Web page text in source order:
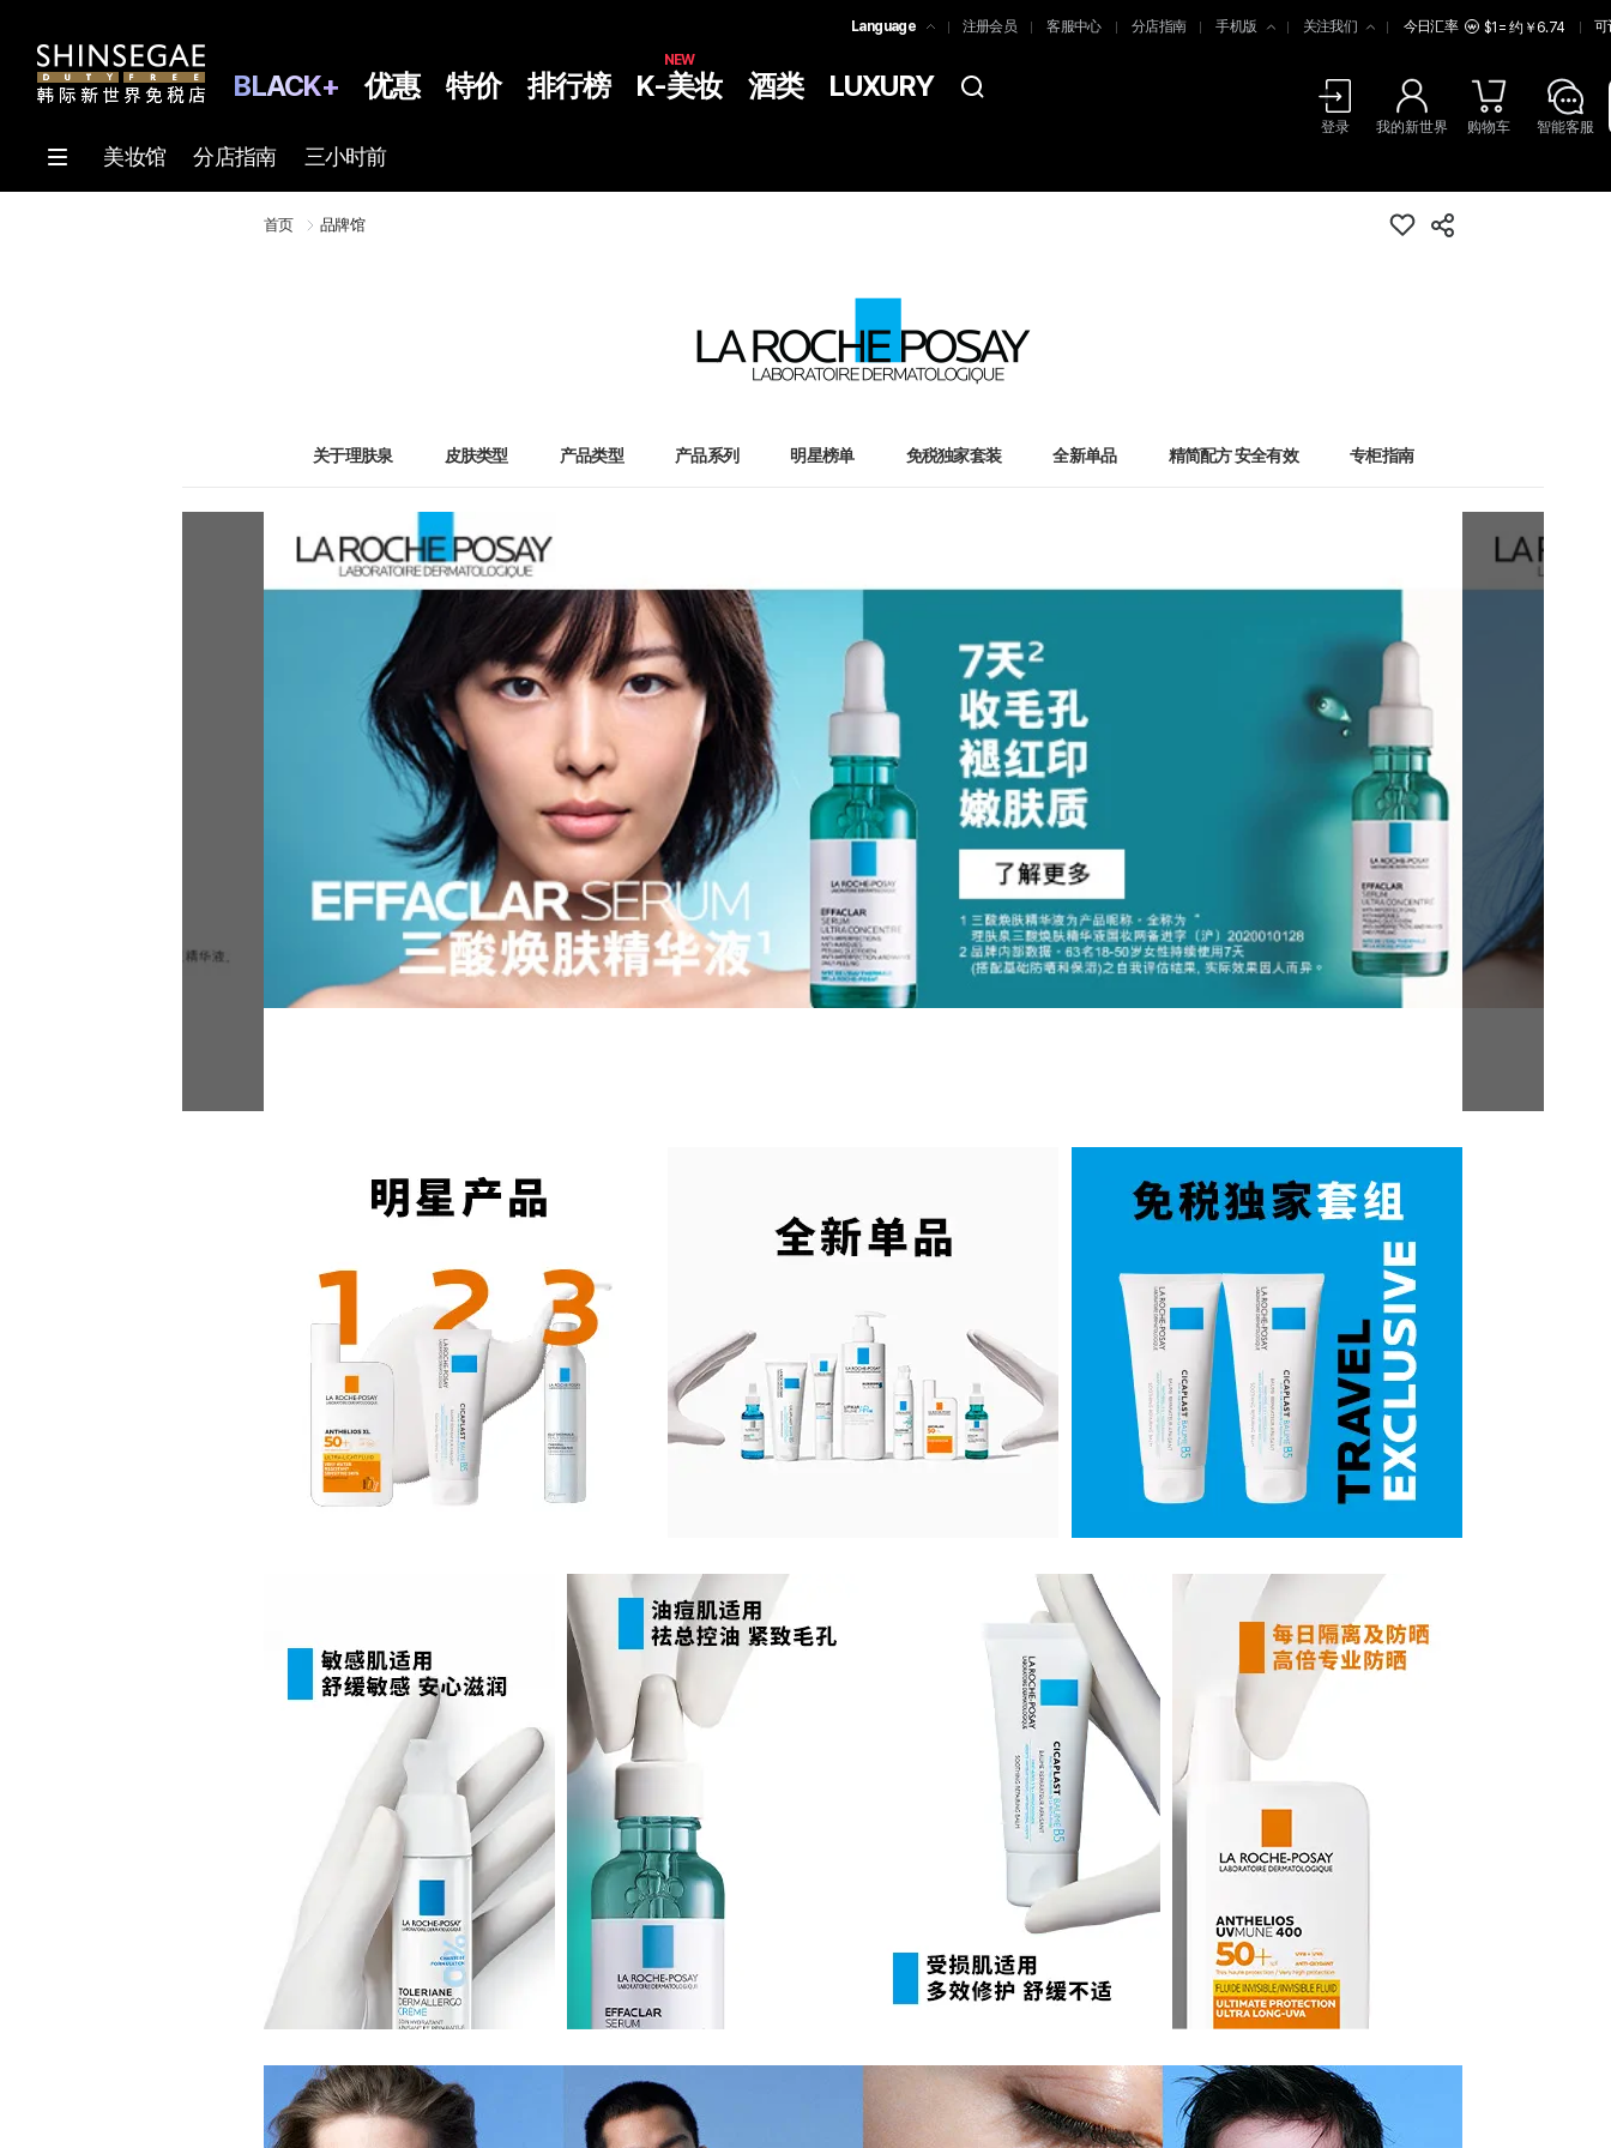
Language
简体中文
注册会员 客服中心 分店指南 手机版 关注我们 今日汇率 $1 = 约￥6.74 可
BLACK+ 优惠 特价 排行榜 K-美妆
NEW
酒类 LUXURY
登录 我的新世界 购物车 智能客服
美妆馆 分店指南 三小时前
首页 品牌馆
关于理肤泉 皮肤类型 产品类型 产品系列 明星榜单 免税独家套装 全新单品 精简配方 安全有效 专柜指南